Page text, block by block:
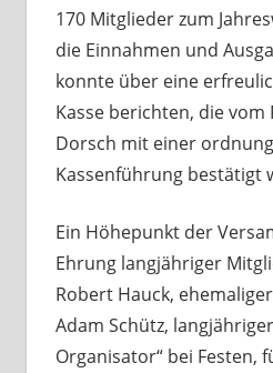
170 Mitglieder zum
die Einnahmen und
konnte über eine
Kasse berichten, die vom
Dorsch mit einer
Kassenführung bestätigt
Ein Höhepunkt der
Ehrung langjähriger
Robert Hauck,
Adam Schütz,
Organisator“ bei Festen,